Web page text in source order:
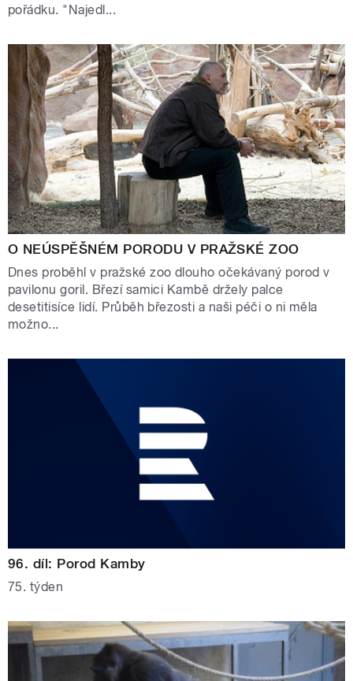
pořádku. "Najedl...
O NEÚSPĚŠNÉM PORODU V PRAŽSKÉ ZOO
Dnes proběhl v pražské zoo dlouho očekávaný porod v
pavilonu goril. Březí samici Kambě držely palce
desetitisíce lidí. Průběh březosti a naši péči o ni měla
možno...
96. díl: Porod Kamby
75. týden